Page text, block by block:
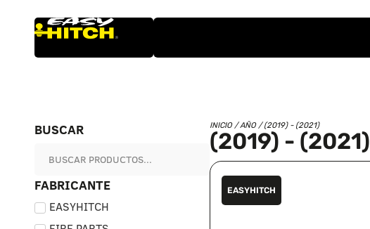
BUSCAR
FABRICANTE
EASYHITCH
INICIO/ AÑO / (2019) - (2021)
(2019) - (2021)
EASYHITCH